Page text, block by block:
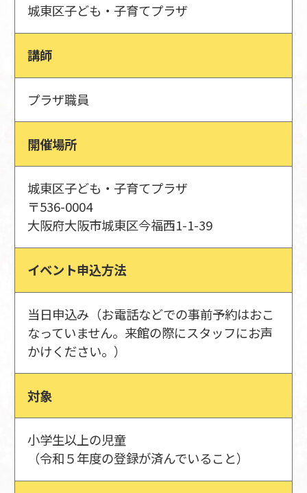
城東区子ども・子育てプラザ
講師
プラザ職員
開催場所
城東区子ども・子育てプラザ
〒536-0004
大阪府大阪市城東区今福西1-1-39
イベント申込方法
当日申込み（お電話などでの事前予約はおこ
なっていません。来館の際にスタッフにお声
かけください。）
対象
小学生以上の児童
（令和５年度の登録が済んでいること）